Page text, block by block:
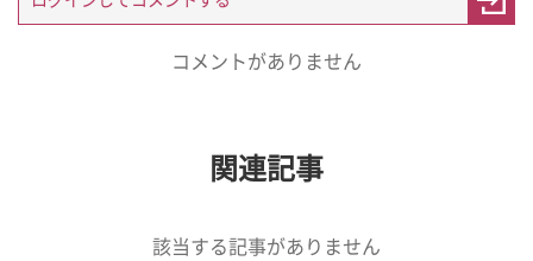
コメントがありません
関連記事
該当する記事がありません